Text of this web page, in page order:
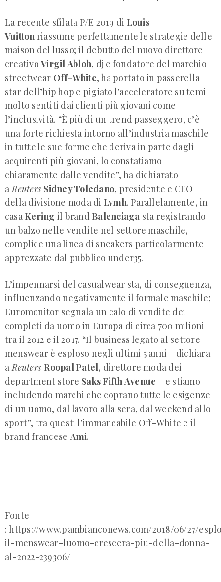
La recente sfilata P/E 2019 di Louis
Vuitton riassume perfettamente le strategie delle
maison del lusso; il debutto del nuovo direttore
creativoVirgil Abloh, dj e fondatore del marchio
streetwear Off-White, ha portato in passerella
star dell’hip hop e pigiato l’acceleratore su temi
molto sentiti dai clienti più giovani come
l’inclusività. “È più di un trend passeggero, c’è
una forte richiesta intorno all’industria maschile
in tutte le sue forme che deriva in parte dagli
acquirenti più giovani, lo constatiamo
chiaramente dalle vendite”, ha dichiarato
aReuters Sidney Toledano, presidente e CEO
della divisione moda di Lvmh. Parallelamente, in
casaKering il brandBalenciaga sta registrando
un balzo nelle vendite nel settore maschile,
complice una linea di sneakers particolarmente
apprezzate dal pubblico under35.
L’impennarsi del casualwear sta, di conseguenza,
influenzando negativamente il formale maschile;
Euromonitor segnala un calo di vendite dei
completi da uomo in Europa di circa 700 milioni
tra il 2012 e il 2017. “Il business legato al settore
menswear è esploso negli ultimi 5 anni – dichiara
aReuters Roopal Patel, direttore moda dei
department store Saks Fifth Avenue – e stiamo
includendo marchi che coprano tutte le esigenze
di un uomo, dal lavoro alla sera, dal weekend allo
sport”, tra questi l’immancabile Off-White e il
brand francese Ami.
Fonte
: https://www.pambianconews.com/2018/06/27/
il-menswear-luomo-crescera-piu-della-donna-
al-2022-239306/